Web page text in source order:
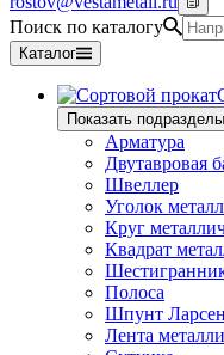
Поиск по каталогу
Каталог
Показать
Арматура
Двутавровая
Швеллер
Уголок
Круг
Квадрат
Полоса
Шпунт
Лента